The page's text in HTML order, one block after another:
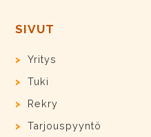
SIVUT
Yritys
Tuki
Rekry
Tarjouspyyntö